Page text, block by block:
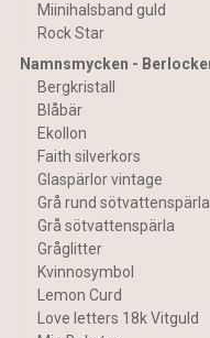
Miinihalsband guld
Rock Star
Namnsmycken -
Bergkristall
Blåbär
Ekollon
Faith silverkors
Glaspärlor vintage
Grå rund sötvattenspärla
Grå sötvattenspärla
Gråglitter
Kvinnosymbol
Lemon Curd
Love letters 18k Vitguld